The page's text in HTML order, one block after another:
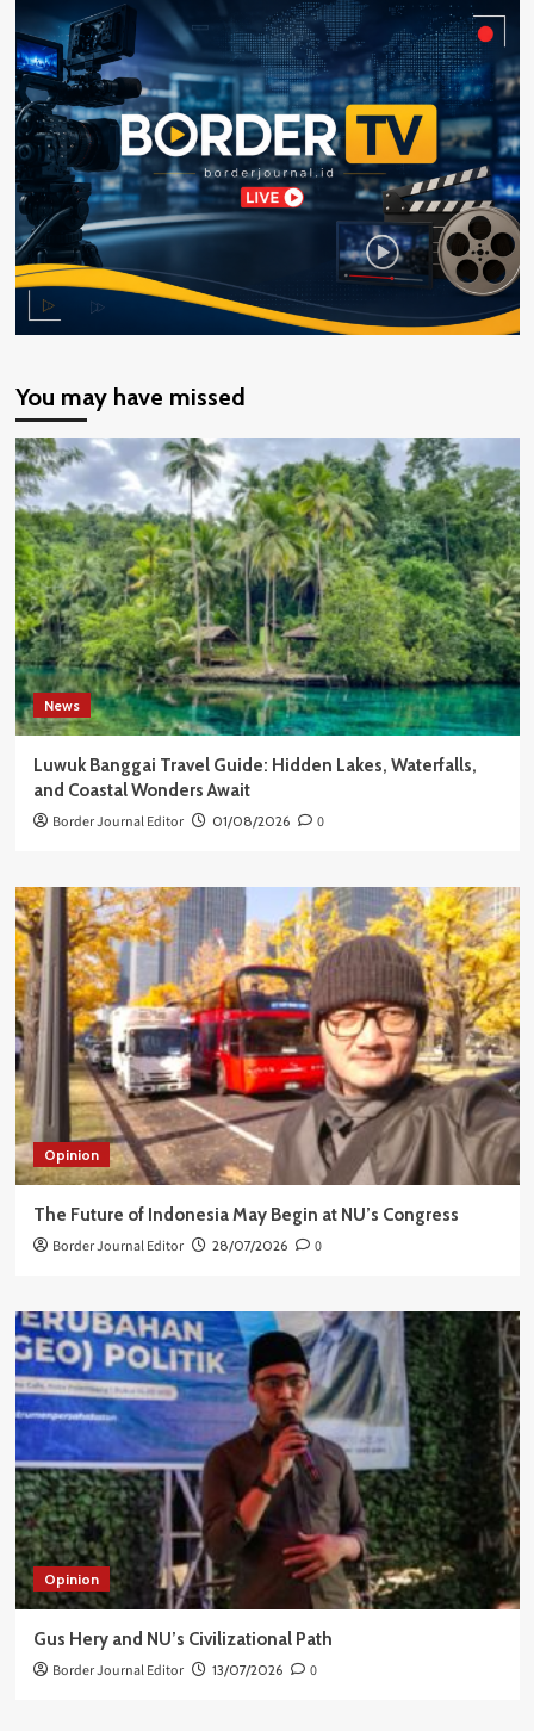
You may have missed
News
Luwuk Banggai Travel Guide: Hidden Lakes, Waterfalls,
and Coastal Wonders Await
Border Journal Editor 01/08/2026 0
Opinion
The Future of Indonesia May Begin at NU’s Congress
Border Journal Editor 28/07/2026 0
Opinion
Gus Hery and NU’s Civilizational Path
Border Journal Editor 13/07/2026 0